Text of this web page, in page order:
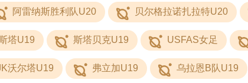
阿雷纳斯胜利队U20 贝尔格拉诺扎拉特U20
塔U19 斯塔贝克U19 USFAS女足
沃尔塔U19 弗立加U19 乌拉恩B队U19